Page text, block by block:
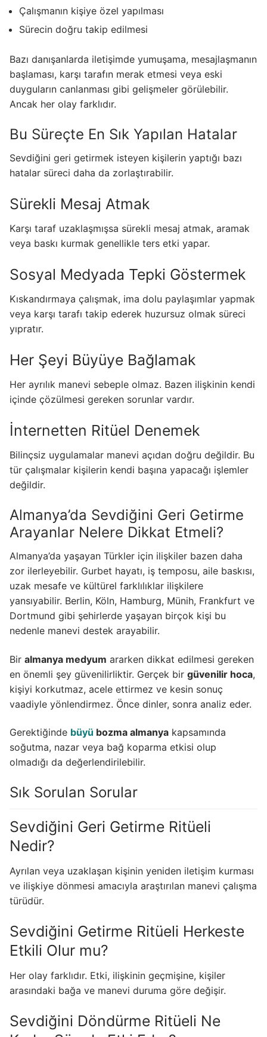
Çalışmanın kişiye özel yapılması
Sürecin doğru takip edilmesi
Bazı danışanlarda iletişimde yumuşama, mesajlaşmanın
başlaması, karşı tarafın merak etmesi veya eski
duyguların canlanması gibi gelişmeler görülebilir.
Ancak her olay farklıdır.
Bu Süreçte En Sık Yapılan Hatalar
Sevdiğini geri getirmek isteyen kişilerin yaptığı bazı
hatalar süreci daha da zorlaştırabilir.
Sürekli Mesaj Atmak
Karşı taraf uzaklaşmışsa sürekli mesaj atmak, aramak
veya baskı kurmak genellikle ters etki yapar.
Sosyal Medyada Tepki Göstermek
Kıskandırmaya çalışmak, ima dolu paylaşımlar yapmak
veya karşı tarafı takip ederek huzursuz olmak süreci
yıpratır.
Her Şeyi Büyüye Bağlamak
Her ayrılık manevi sebeple olmaz. Bazen ilişkinin kendi
içinde çözülmesi gereken sorunlar vardır.
İnternetten Ritüel Denemek
Bilinçsiz uygulamalar manevi açıdan doğru değildir. Bu
tür çalışmalar kişilerin kendi başına yapacağı işlemler
değildir.
Almanya’da Sevdiğini Geri Getirme
Arayanlar Nelere Dikkat Etmeli?
Almanya’da yaşayan Türkler için ilişkiler bazen daha
zor ilerleyebilir. Gurbet hayatı, iş temposu, aile baskısı,
uzak mesafe ve kültürel farklılıklar ilişkilere
yansıyabilir. Berlin, Köln, Hamburg, Münih, Frankfurt ve
Dortmund gibi şehirlerde yaşayan birçok kişi bu
nedenle manevi destek arayabilir.
Bir almanya medyum ararken dikkat edilmesi gereken
en önemli şey güvenilirliktir. Gerçek bir güvenilir hoca,
kişiyi korkutmaz, acele ettirmez ve kesin sonuç
vaadiyle yönlendirmez. Önce dinler, sonra analiz eder.
Gerektiğinde büyü bozma almanya kapsamında
soğutma, nazar veya bağ koparma etkisi olup
olmadığı da değerlendirilebilir.
Sık Sorulan Sorular
Sevdiğini Geri Getirme Ritüeli
Nedir?
Ayrılan veya uzaklaşan kişinin yeniden iletişim kurması
ve ilişkiye dönmesi amacıyla araştırılan manevi çalışma
türüdür.
Sevdiğini Getirme Ritüeli Herkeste
Etkili Olur mu?
Her olay farklıdır. Etki, ilişkinin geçmişine, kişiler
arasındaki bağa ve manevi duruma göre değişir.
Sevdiğini Döndürme Ritüeli Ne